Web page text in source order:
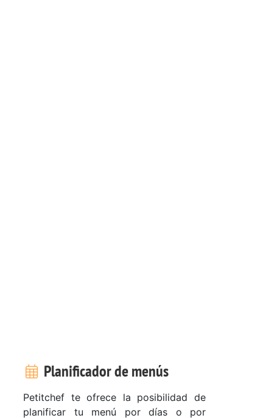
Planificador de menús
Petitchef te ofrece la posibilidad de
planificar tu menú por días o por